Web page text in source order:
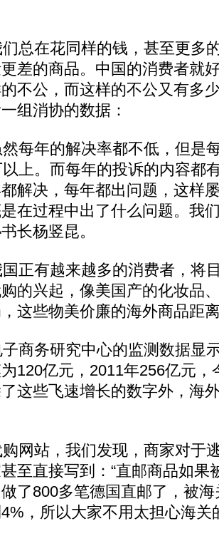
总在花同样的钱，甚至更多
差的商品。中国的消费者就
不公，而这样的不公又有多
组消协的数据：
每年的解决率都不低，但是
上。而每年的投诉的内容都
解决，每年都出问题，这样
在过程中出了什么问题。我
长杨竖昆。
正有越来越多的消费者，将
的兴起，像美国产的化妆品
这些物美价廉的海外商品距
商务研究中心的监测数据显
120亿元，2011年256亿元，
这些飞速增长的数字外，海
网站，我们发现，商家对于
至直接写到：“直邮商品如果
了800多笔德国直邮了，被
4%，所以大家不用太担心海